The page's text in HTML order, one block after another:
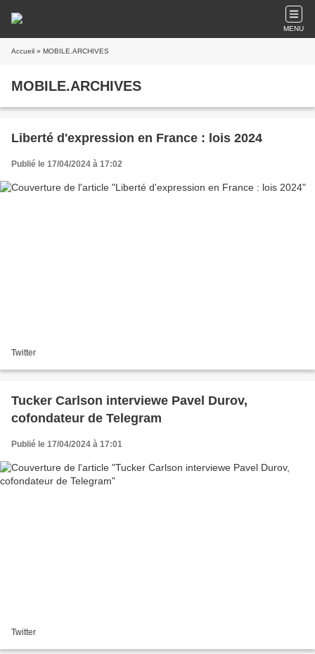
MENU
Accueil » MOBILE.ARCHIVES
MOBILE.ARCHIVES
Liberté d'expression en France : lois 2024
Publié le 17/04/2024 à 17:02
Twitter
Tucker Carlson interviewe Pavel Durov,
cofondateur de Telegram
Publié le 17/04/2024 à 17:01
Twitter